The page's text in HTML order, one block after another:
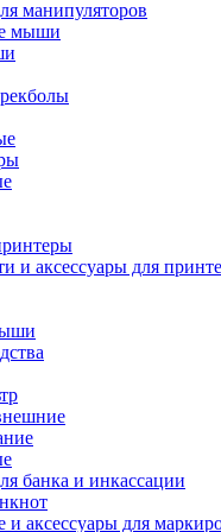
манипуляторов
мыши
и аксессуары для
банка и инкассации
и аксессуары для